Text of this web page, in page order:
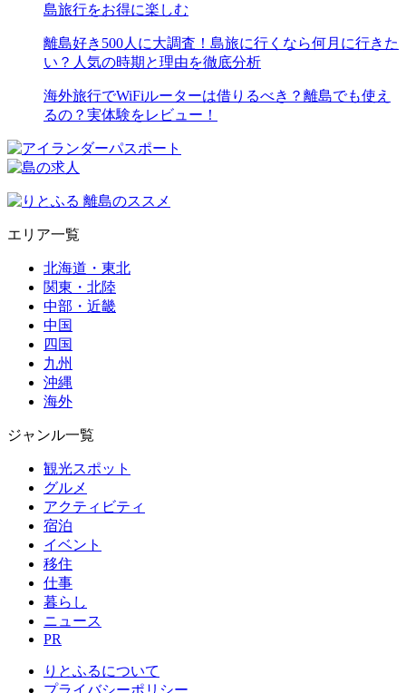
島旅行をお得に楽しむ
離島好き500人に大調査！島旅に行くなら何月に行きた
い？人気の時期と理由を徹底分析
海外旅行でWiFiルーターは借りるべき？離島でも使え
るの？実体験をレビュー！
エリア一覧
北海道・東北
関東・北陸
中部・近畿
中国
四国
九州
沖縄
海外
ジャンル一覧
観光スポット
グルメ
アクティビティ
宿泊
イベント
移住
仕事
暮らし
ニュース
PR
りとふるについて
プライバシーポリシー